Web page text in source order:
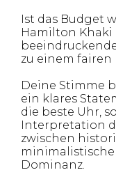
Ist das Budget
Hamilton Khaki
zu einem fairen
Deine Stimme
ein klares
die beste Uhr,
Interpretation
zwischen
Dominanz.